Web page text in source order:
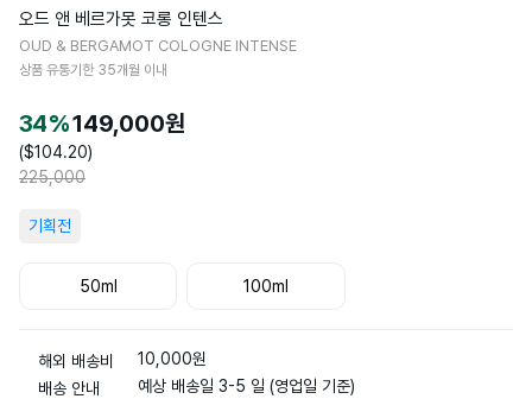
오드 앤 베르가못 코롱 인텐스
OUD & BERGAMOT COLOGNE INTENSE
상품 유통기한 35개월 이내
34%149,000원
($104.20)
225,000
기획전
50ml 100ml
해외 배송비
10,000원
배송 안내
예상 배송일 3-5 일 (영업일 기준)